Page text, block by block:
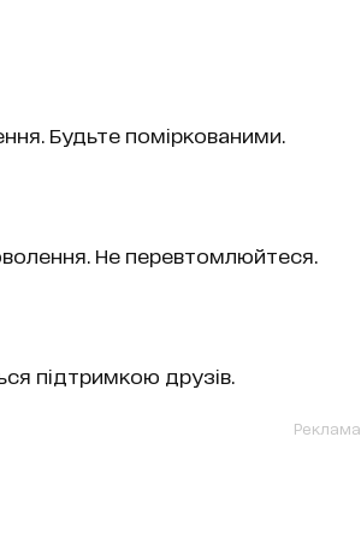
Будьте поміркованими.
Не перевтомлюйтеся.
підтримкою друзів.
Реклама